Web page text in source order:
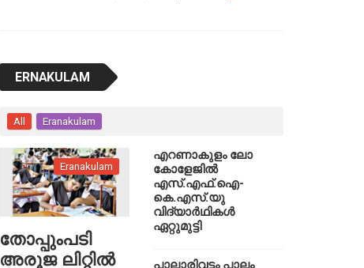
ERNAKULAM
All Eranakulam
Eranakulam
തോപ്പുംപടി
അരൂജ ലിറ്റില്‍
എറണാകുളം ലോ
കോളേജില്‍
എസ്.എഫ്.ഐ-
കെ.എസ്.യു
വിദ്യാർഥികൾ
ഏറ്റുമുട്ടി
പാലാരിവട്ടം പാലം